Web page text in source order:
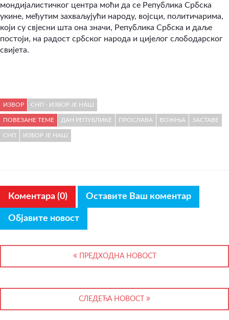
мондијалистичког центра моћи да се Република Србска
укине, међутим захваљујући народу, војсци, политичарима,
који су свјесни шта она значи, Република Србска и даље
постоји, на радост србског народа и цијелог слободарског
свијета.
ИЗВОР СНП - ИЗБОР ЈЕ НАШ
ПОВЕЗАНЕ ТЕМЕ ДАН РЕПУБЛИКЕ ПРОСЛАВА ВОЖЊА ЗАСТАВЕ
СНП ИЗБОР ЈЕ НАШ
Коментара (0) Оставите Ваш коментар
Објавите новост
ПРЕДХОДНА НОВОСТ
СЛЕДЕЋА НОВОСТ